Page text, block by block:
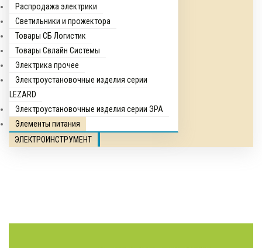
Распродажа электрики
Светильники и прожектора
Товары СБ Логистик
Товары Свлайн Системы
Электрика прочее
Электроустановочные изделия серии
LEZARD
Электроустановочные изделия серии ЭРА
Элементы питания
ЭЛЕКТРОИНСТРУМЕНТ